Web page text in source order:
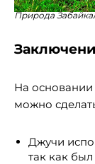
Природа
На основании
можно
Джучи
так как